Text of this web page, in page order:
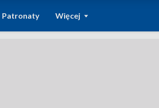
Patronaty Więcej